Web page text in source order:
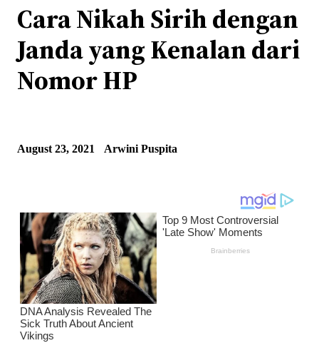
Cara Nikah Sirih dengan
Janda yang Kenalan dari
Nomor HP
August 23, 2021 Arwini Puspita